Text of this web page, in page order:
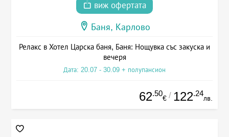
виж офертата
Баня, Карлово
Релакс в Хотел Царска баня, Баня: Нощувка със закуска и
вечеря
Дата: 20.07 - 30.09 + полупансион
62.50
€ / 122.24
лв.